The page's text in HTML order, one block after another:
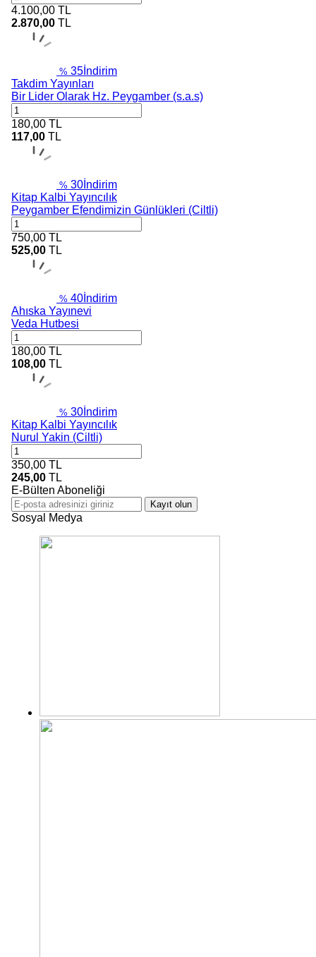
4.100,00 TL
2.870,00 TL
% 35 İndirim
Takdim Yayınları
Bir Lider Olarak Hz. Peygamber (s.a.s)
180,00 TL
117,00 TL
% 30 İndirim
Kitap Kalbi Yayıncılık
Peygamber Efendimizin Günlükleri (Ciltli)
750,00 TL
525,00 TL
% 40 İndirim
Ahıska Yayınevi
Veda Hutbesi
180,00 TL
108,00 TL
% 30 İndirim
Kitap Kalbi Yayıncılık
Nurul Yakin (Ciltli)
350,00 TL
245,00 TL
E-Bülten Aboneliği
Kayıt olun
Sosyal Medya